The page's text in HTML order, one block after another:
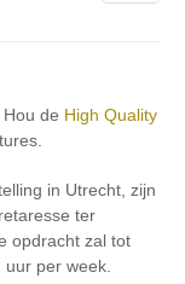
de High Quality
in Utrecht, zijn
ter
opdracht zal tot
per week.